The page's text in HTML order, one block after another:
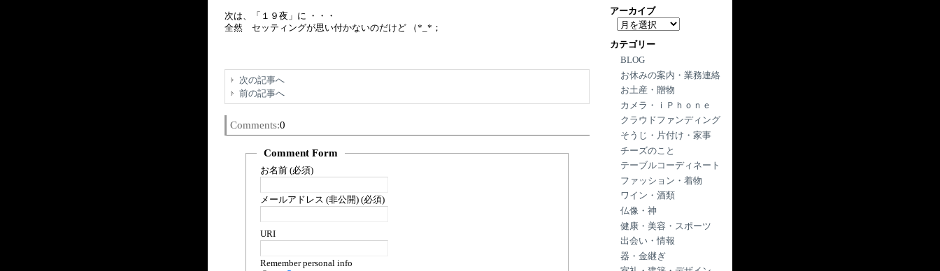
次は、「１９夜」に ・・・
全然 セッティングが思い付かないのだけど （*_*；
次の記事へ
前の記事へ
Comments:0
Comment Form
お名前 (必須)
メールアドレス (非公開) (必須)
URI
Remember personal info
アーカイブ
ア
カ
イ
ブ
カテゴリー
BLOG
お休みの案内・業務連絡
お土産・贈物
カメラ・ｉＰｈｏｎｅ
クラウドファンディング
そうじ・片付け・家事
チーズのこと
テーブルコーディネート
ファッション・着物
ワイン・酒類
仏像・神
健康・美容・スポーツ
出会い・情報
器・金継ぎ